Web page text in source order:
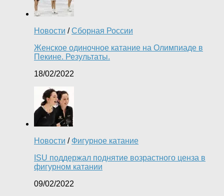
Новости /Сборная России
Женское одиночное катание на Олимпиаде в
Пекине. Результаты.
18/02/2022
Новости / Фигурное катание
ISU поддержал поднятие возрастного ценза в
фигурном катании
09/02/2022